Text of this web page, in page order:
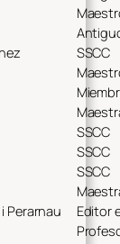
SSCC
SSCC
SSCC
SSCC
Perarnau
Editor